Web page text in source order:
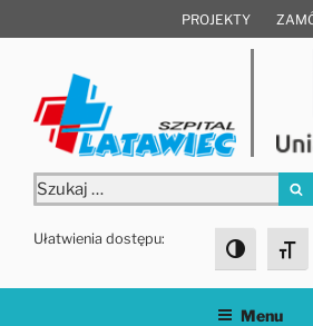
do
PROJEKTY
Szukaj:
Ułatwienia dostępu:
Toggle
Menu